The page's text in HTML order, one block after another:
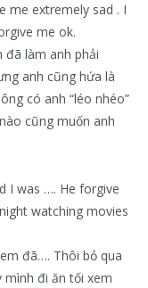
me extremely sad . I
me ok.
đã làm anh phải
anh cũng hứa là
có anh “léo nhéo”
cũng muốn anh
I was …. He forgive
watching movies
đã…. Thôi bỏ qua
mình đi ăn tối xem